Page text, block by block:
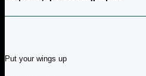
Put your wings up